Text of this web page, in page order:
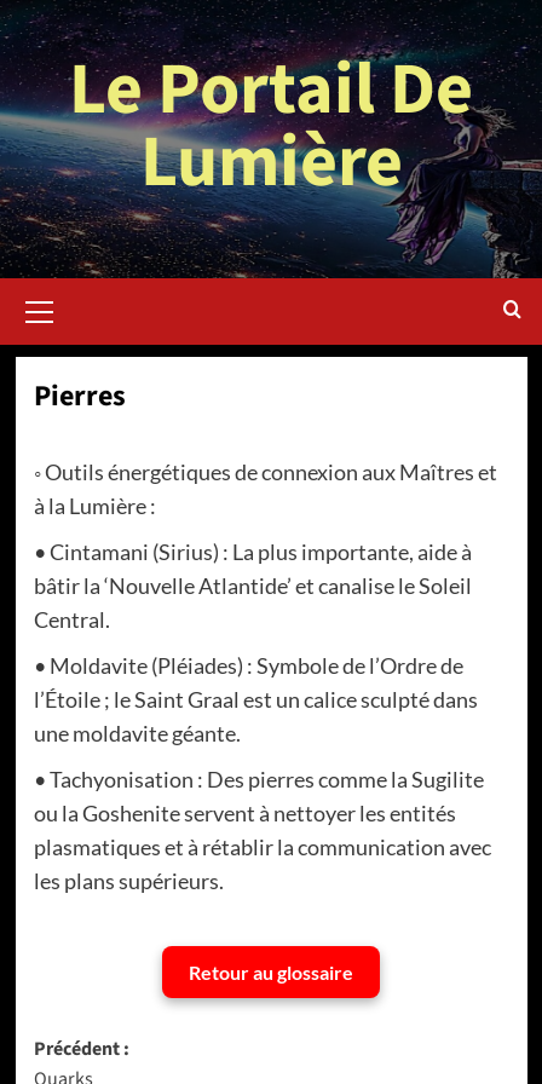
Aller
au
contenuLe Portail De
Lumière
principal
Pierres
◦ Outils énergétiques de connexion aux Maîtres et
à la Lumière :
• Cintamani (Sirius) : La plus importante, aide à
bâtir la ‘Nouvelle Atlantide’ et canalise le Soleil
Central.
• Moldavite (Pléiades) : Symbole de l’Ordre de
l’Étoile ; le Saint Graal est un calice sculpté dans
une moldavite géante.
• Tachyonisation : Des pierres comme la Sugilite
ou la Goshenite servent à nettoyer les entités
plasmatiques et à rétablir la communication avec
les plans supérieurs.
Retour au glossaire
Navigation
Précédent :